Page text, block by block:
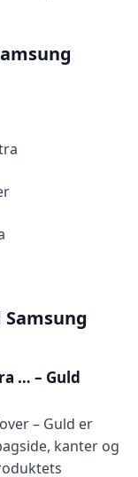
… – Guld
– Guld er
kanter og